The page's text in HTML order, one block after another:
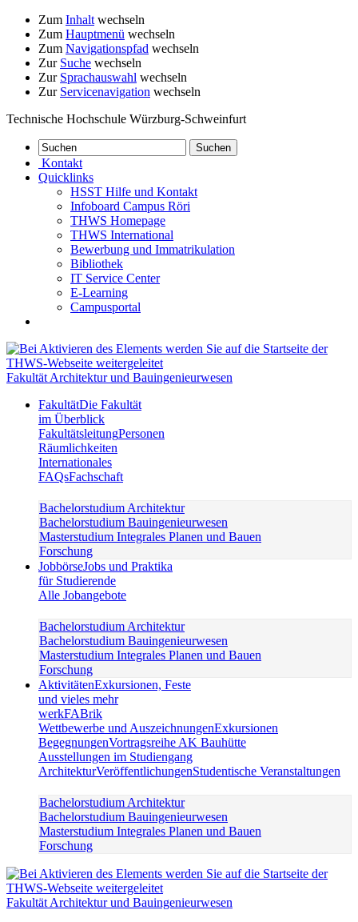
Zum Inhalt wechseln
Zum Hauptmenü wechseln
Zum Navigationspfad wechseln
Zur Suche wechseln
Zur Sprachauswahl wechseln
Zur Servicenavigation wechseln
Technische Hochschule Würzburg-Schweinfurt
Kontakt
Quicklinks
HSST Hilfe und Kontakt
Infoboard Campus Röri
THWS Homepage
THWS International
Bewerbung und Immatrikulation
Bibliothek
IT Service Center
E-Learning
Campusportal
Fakultät Architektur und Bauingenieurwesen
FakultätDie Fakultät
im Überblick
FakultätsleitungPersonen
Räumlichkeiten
Internationales
FAQsFachschaft
Bachelorstudium Architektur
Bachelorstudium Bauingenieurwesen
Masterstudium Integrales Planen und Bauen
Forschung
JobbörseJobs und Praktika
für Studierende
Alle Jobangebote
Bachelorstudium Architektur
Bachelorstudium Bauingenieurwesen
Masterstudium Integrales Planen und Bauen
Forschung
AktivitätenExkursionen, Feste
und vieles mehr
werkFABrik
Wettbewerbe und AuszeichnungenExkursionen
BegegnungenVortragsreihe AK Bauhütte
Ausstellungen im Studiengang
ArchitekturVeröffentlichungenStudentische Veranstaltungen
Bachelorstudium Architektur
Bachelorstudium Bauingenieurwesen
Masterstudium Integrales Planen und Bauen
Forschung
Fakultät Architektur und Bauingenieurwesen